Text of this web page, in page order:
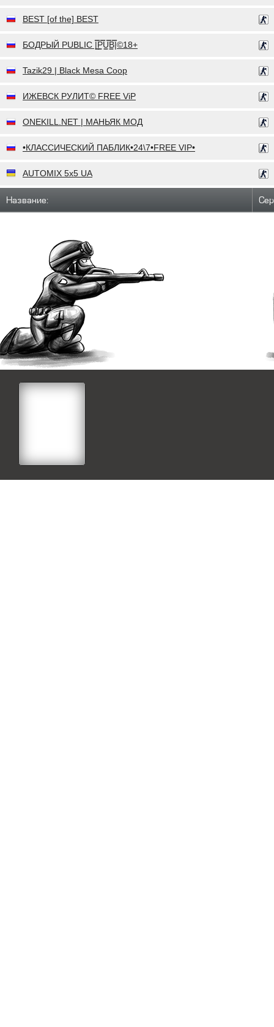
Название:
BEST [of the] BEST
БОДРЫЙ PUBLIC |͇̿P͇̿U͇̿B͇̿|©18+
Tazik29 | Black Mesa Coop
ИЖЕВСК РУЛИТ© FREE ViP
ONEKILL.NET | МАНЬЯК МОД
•КЛАССИЧЕСКИЙ ПАБЛИК•24\7•FREE VIP•
AUTOMIX 5x5 UA